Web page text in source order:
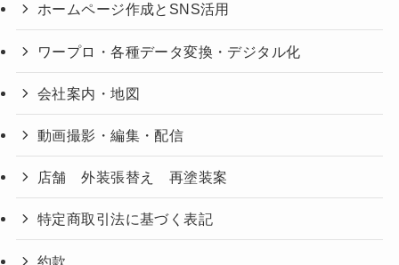
ホームページ作成とSNS活用
ワープロ・各種データ変換・デジタル化
会社案内・地図
動画撮影・編集・配信
店舗 外装張替え 再塗装案
特定商取引法に基づく表記
約款